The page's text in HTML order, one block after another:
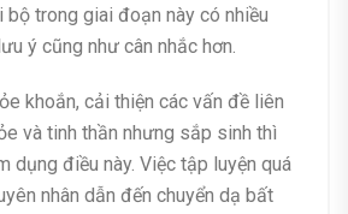
bộ trong giai đoạn này có nhiều
ý cũng như cân nhắc hơn.
khoắn, cải thiện các vấn đề liên
và tinh thần nhưng sắp sinh thì
dụng điều này. Việc tập luyện quá
nhân dẫn đến chuyển dạ bất